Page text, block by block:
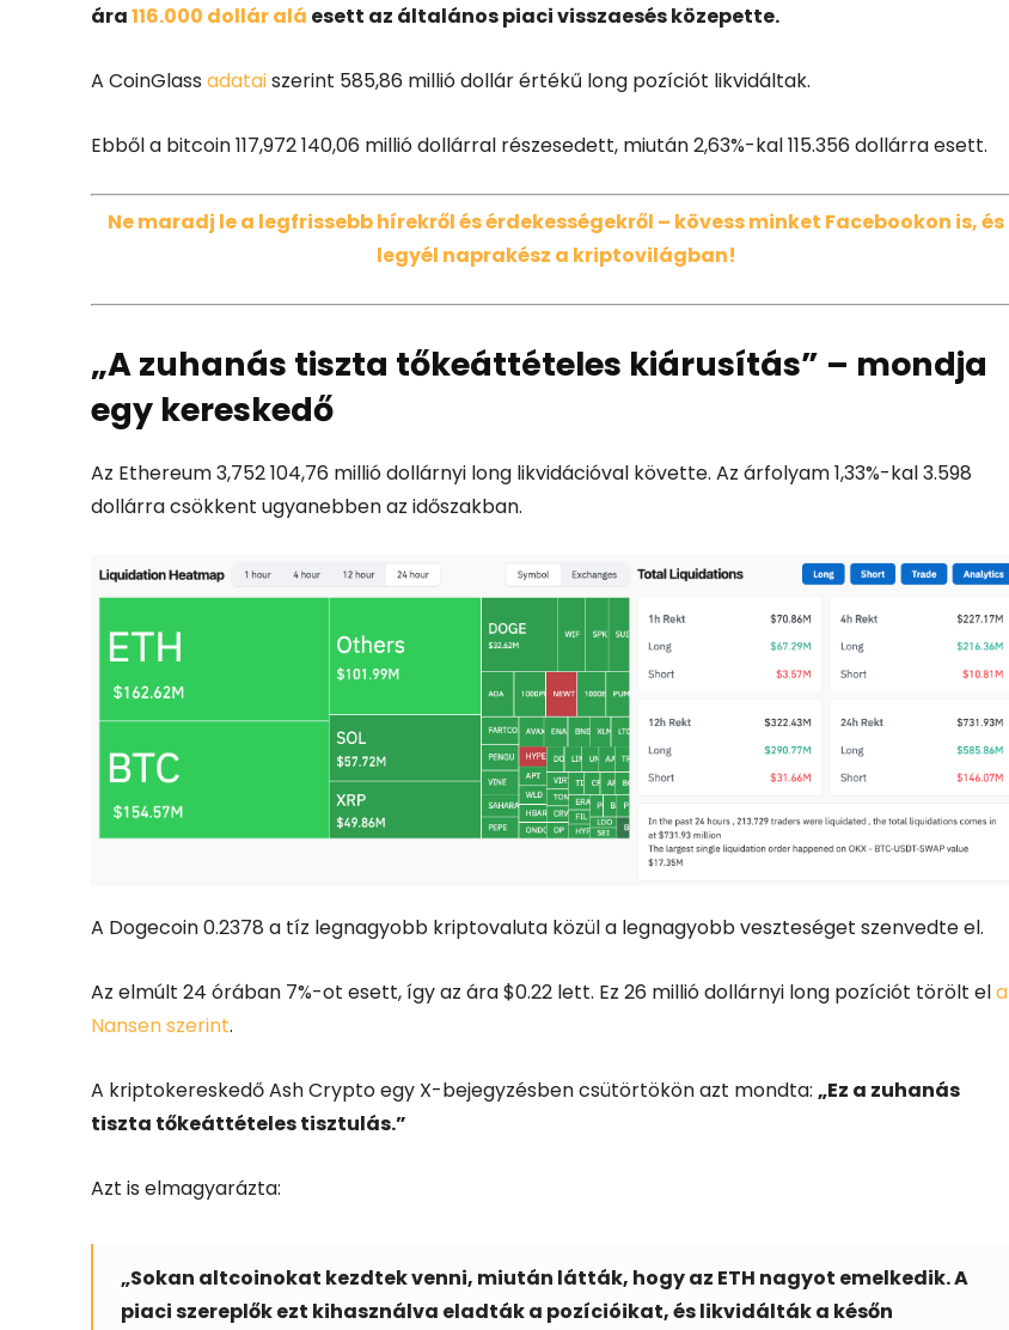
ára116.000 dollár alá esett az általános piaci visszaesés közepette.
A CoinGlass adataiszerint 585,86 millió dollár értékű long pozíciót likvidáltak.
Ebből a bitcoin 117,972 140,06 millió dollárral részesedett, miután 2,63%-kal 115.356 dollárra esett.
Ne maradj le a legfrissebb hírekről és érdekességekről – kövess minket Facebookon is, és
legyél naprakész a kriptovilágban!
„A zuhanás tiszta tőkeáttételes kiárusítás” – mondja
egy kereskedő
Az Ethereum 3,752 104,76 millió dollárnyi long likvidációval követte. Az árfolyam 1,33%-kal 3.598
dollárra csökkent ugyanebben az időszakban.
A Dogecoin 0.2378 a tíz legnagyobb kriptovaluta közül a legnagyobb veszteséget szenvedte el.
Az elmúlt 24 órában 7%-ot esett, így az ára $0.22 lett. Ez 26 millió dollárnyi long pozíciót törölt ela
Nansen szerint.
A kriptokereskedő Ash Crypto egy X-bejegyzésben csütörtökön azt mondta: „Ez a zuhanás
tiszta tőkeáttételes tisztulás.”
Azt is elmagyarázta:
„Sokan altcoinokat kezdtek venni, miután látták, hogy az ETH nagyot emelkedik. A
piaci szereplők ezt kihasználva eladták a pozícióikat, és likvidálták a későn